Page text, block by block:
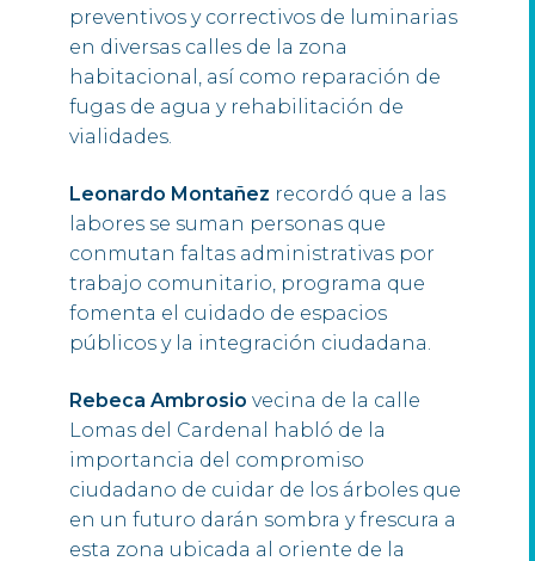
preventivos y correctivos de luminarias
en diversas calles de la zona
habitacional, así como reparación de
fugas de agua y rehabilitación de
vialidades.
Leonardo Montañez recordó que a las
labores se suman personas que
conmutan faltas administrativas por
trabajo comunitario, programa que
fomenta el cuidado de espacios
públicos y la integración ciudadana.
Rebeca Ambrosio vecina de la calle
Lomas del Cardenal habló de la
importancia del compromiso
ciudadano de cuidar de los árboles que
en un futuro darán sombra y frescura a
esta zona ubicada al oriente de la